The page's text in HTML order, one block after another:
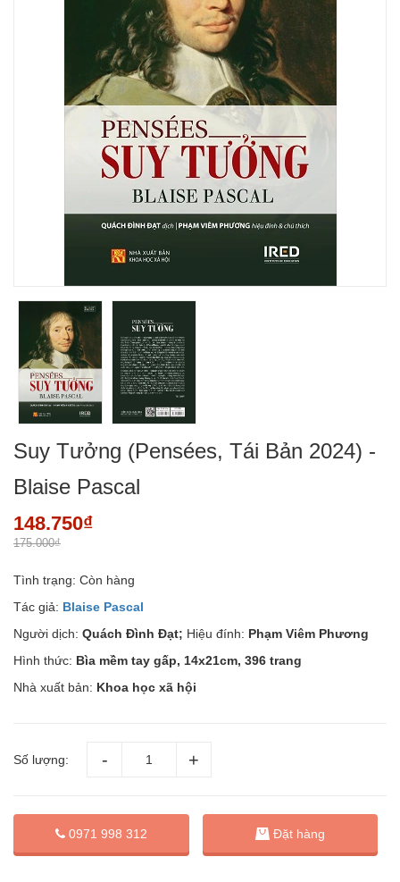
Suy Tưởng (Pensées, Tái Bản 2024) -
Blaise Pascal
148.750₫
175.000₫
Tình trạng: Còn hàng
Tác giả: Blaise Pascal
Người dịch: Quách Đình Đạt; Hiệu đính: Phạm Viêm Phương
Hình thức: Bìa mềm tay gấp, 14x21cm, 396 trang
Nhà xuất bản: Khoa học xã hội
Số lượng:
0971 998 312 Đặt hàng